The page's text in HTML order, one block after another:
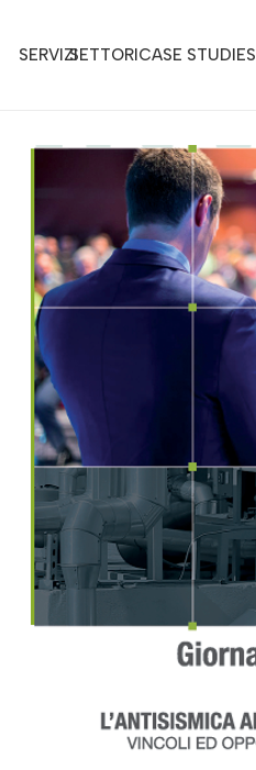
SERVIZISETTORICASE STUDIES